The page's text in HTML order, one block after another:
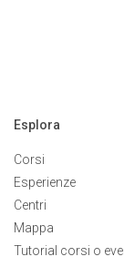
Esplora
Corsi
Esperienze
Centri
Mappa
Tutorial corsi o